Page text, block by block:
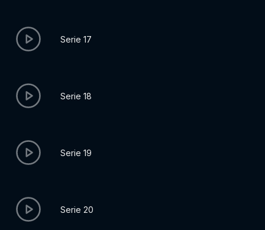
Serie 17
Serie 18
Serie 19
Serie 20